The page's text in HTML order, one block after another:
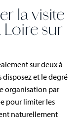
la visite
Loire sur
sur deux à
et le degré
organisation par
pour limiter les
naturellement